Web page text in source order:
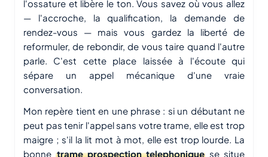
l'ossature et libère le ton. Vous savez où vous allez
— l'accroche, la qualification, la demande de
rendez-vous — mais vous gardez la liberté de
reformuler, de rebondir, de vous taire quand l'autre
parle. C'est cette place laissée à l'écoute qui
sépare un appel mécanique d'une vraie
conversation.
Mon repère tient en une phrase : si un débutant ne
peut pas tenir l'appel sans votre trame, elle est trop
maigre ; s'il la lit mot à mot, elle est trop lourde. La
bonne trame prospection telephonique se situe